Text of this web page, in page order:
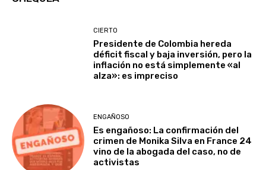
CIERTO
Presidente de Colombia hereda
déficit fiscal y baja inversión, pero la
inflación no está simplemente «al
alza»: es impreciso
ENGAÑOSO
Es engañoso: La confirmación del
crimen de Monika Silva en France 24
vino de la abogada del caso, no de
activistas